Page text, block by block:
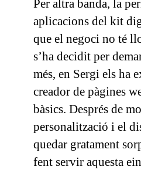
Per altra banda, la
aplicacions del kit
que el negoci no té
s’ha decidit per
més, en Sergi els ha
creador de pàgines
bàsics. Després de
personalització i el
quedar gratament
fent servir aquesta